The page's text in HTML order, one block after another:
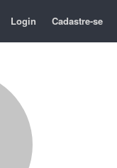
Login Cadastre-se